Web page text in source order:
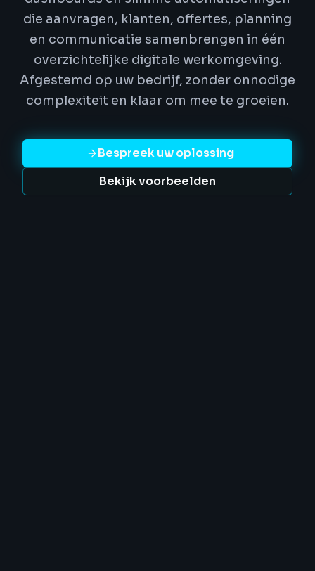
die aanvragen, klanten, offertes, planning
en communicatie samenbrengen in één
overzichtelijke digitale werkomgeving.
Afgestemd op uw bedrijf, zonder onnodige
complexiteit en klaar om mee te groeien.
Bespreek uw oplossing
Bekijk voorbeelden